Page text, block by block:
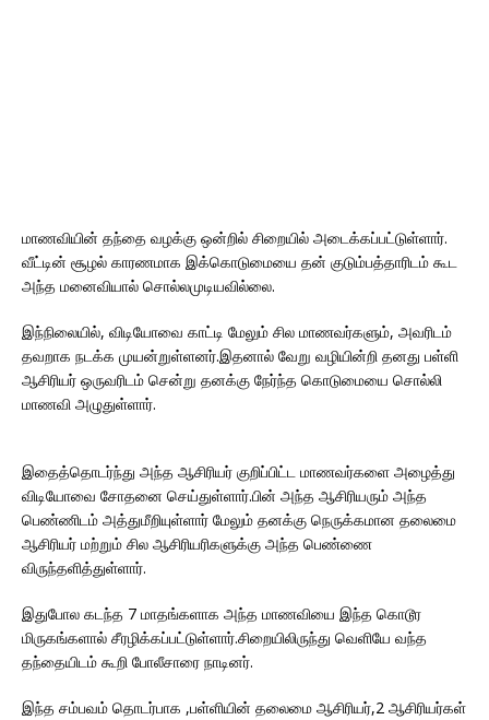
மாணவியின் தந்தை வழக்கு ஒன்றில் சிறையில் அடைக்கப்பட்டுள்ளார்.
வீட்டின் சூழல் காரணமாக இக்கொடுமையை தன் குடும்பத்தாரிடம் கூட
அந்த மனைவியால் சொல்லமுடியவில்லை.
இந்நிலையில், விடியோவை காட்டி மேலும் சில மாணவர்களும், அவரிடம்
தவறாக நடக்க முயன்றுள்ளனர்.இதனால் வேறு வழியின்றி தனது பள்ளி
ஆசிரியர் ஒருவரிடம் சென்று தனக்கு நேர்ந்த கொடுமையை சொல்லி
மாணவி அழுதுள்ளார்.
இதைத்தொடர்ந்து அந்த ஆசிரியர் குறிப்பிட்ட மாணவர்களை அழைத்து
விடியோவை சோதனை செய்துள்ளார்.பின் அந்த ஆசிரியரும் அந்த
பெண்ணிடம் அத்துமீறியுள்ளார் மேலும் தனக்கு நெருக்கமான தலைமை
ஆசிரியர் மற்றும் சில ஆசிரியரிகளுக்கு அந்த பெண்ணை
விருந்தளித்துள்ளார்.
இதுபோல கடந்த 7 மாதங்களாக அந்த மாணவியை இந்த கொடூர
மிருகங்களால் சீரழிக்கப்பட்டுள்ளார்.சிறையிலிருந்து வெளியே வந்த
தந்தையிடம் கூறி போலீசாரை நாடினர்.
இந்த சம்பவம் தொடர்பாக ,பள்ளியின் தலைமை ஆசிரியர்,2 ஆசிரியர்கள்